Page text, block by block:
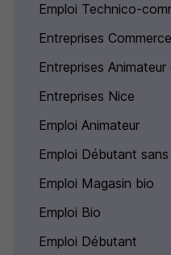
Emploi Technico-
Entreprises Commerce
Entreprises
Entreprises Nice
Emploi Animateur
Emploi Débutant
Emploi Magasin bio
Emploi Bio
Emploi Débutant